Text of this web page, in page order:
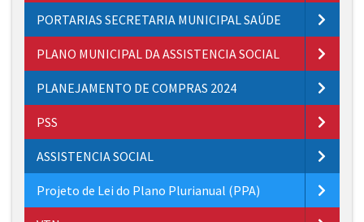
PORTARIAS SECRETARIA MUNICIPAL SAÚDE
PLANO MUNICIPAL DA ASSISTENCIA SOCIAL
PLANEJAMENTO DE COMPRAS 2024
PSS
ASSISTENCIA SOCIAL
Projeto de Lei do Plano Plurianual (PPA)